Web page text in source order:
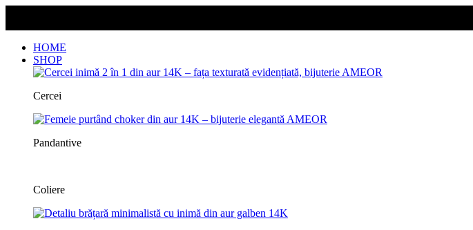
HOME
SHOP
Cercei
Pandantive
Coliere